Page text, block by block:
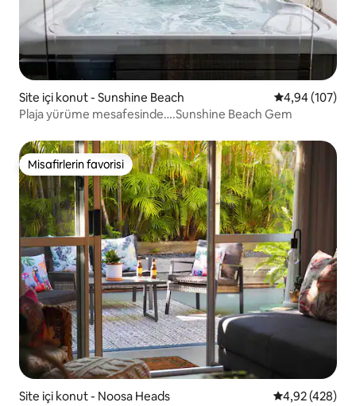
Site içi konut - Sunshine Beach 5 üzerinden
4,94 (107)
Plaja yürüme mesafesinde….Sunshine Beach Gem
Misafirlerin favorisi
Misafirlerin favorisi
Site içi konut - Noosa Heads 5 üzerinden
4,92 (428)